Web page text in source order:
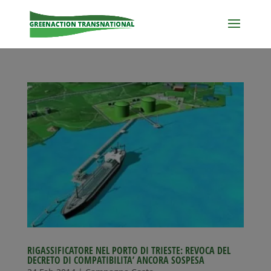
RIGASSIFICATORE NEL PORTO DI TRIESTE: REVOCA DEL
DECRETO DI COMPATIBILITA’ ANCORA SOSPESA